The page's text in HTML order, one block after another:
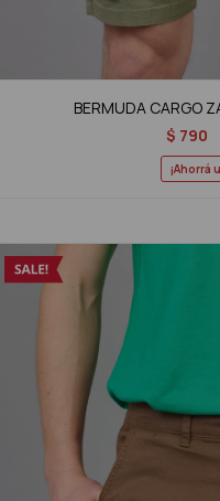
BERMUDA CARGO
$ 790